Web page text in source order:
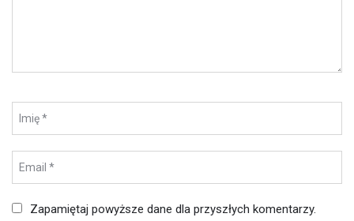
Zapamiętaj powyższe dane dla przyszłych komentarzy.